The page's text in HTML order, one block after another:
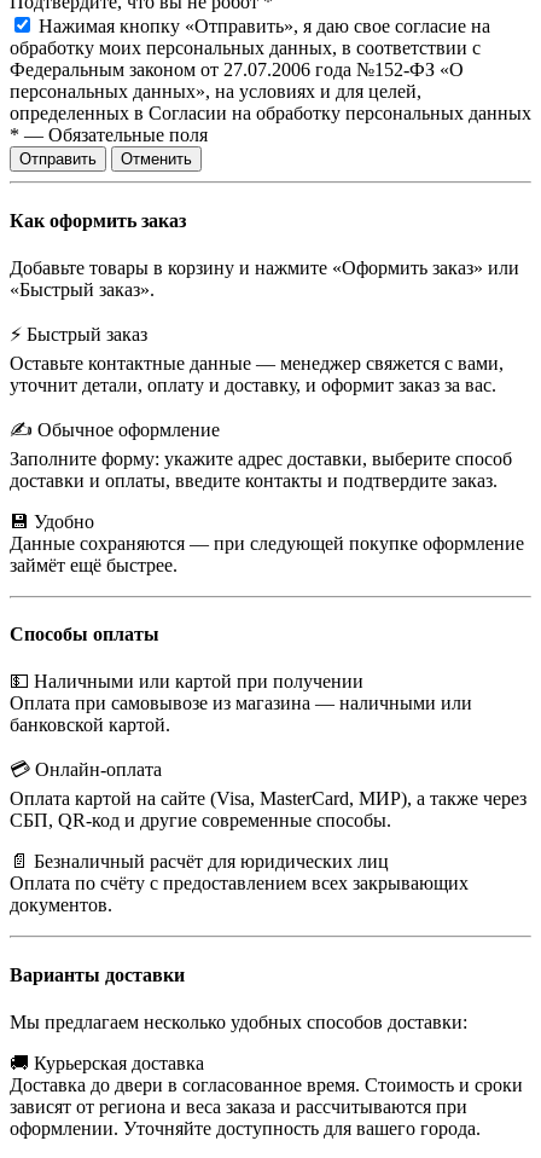
Нажимая кнопку «Отправить», я даю свое согласие на
обработку моих персональных данных, в соответствии с
Федеральным законом от 27.07.2006 года №152-ФЗ «О
персональных данных», на условиях и для целей,
определенных в Согласии на обработку персональных данных
* — Обязательные поля
Отправить Отменить
Как оформить заказ
Добавьте товары в корзину и нажмите «Оформить заказ» или
«Быстрый заказ».
⚡ Быстрый заказ
Оставьте контактные данные — менеджер свяжется с вами,
уточнит детали, оплату и доставку, и оформит заказ за вас.
✍️ Обычное оформление
Заполните форму: укажите адрес доставки, выберите способ
доставки и оплаты, введите контакты и подтвердите заказ.
💾 Удобно
Данные сохраняются — при следующей покупке оформление
займёт ещё быстрее.
Способы оплаты
💵 Наличными или картой при получении
Оплата при самовывозе из магазина — наличными или
банковской картой.
💳 Онлайн-оплата
Оплата картой на сайте (Visa, MasterCard, МИР), а также через
СБП, QR-код и другие современные способы.
📄 Безналичный расчёт для юридических лиц
Оплата по счёту с предоставлением всех закрывающих
документов.
Варианты доставки
Мы предлагаем несколько удобных способов доставки:
🚚 Курьерская доставка
Доставка до двери в согласованное время. Стоимость и сроки
зависят от региона и веса заказа и рассчитываются при
оформлении. Уточняйте доступность для вашего города.